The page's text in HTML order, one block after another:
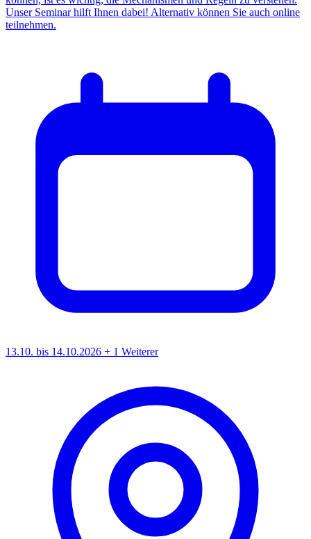
Unser Seminar hilft Ihnen dabei! Alternativ können Sie auch online
teilnehmen.
13.10. bis 14.10.2026 + 1 Weiterer